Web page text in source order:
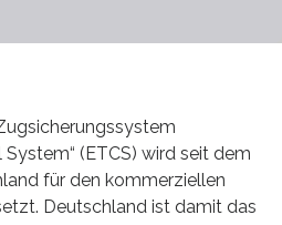
(ETCS) wird seit dem
für den kommerziellen
Deutschland ist damit das